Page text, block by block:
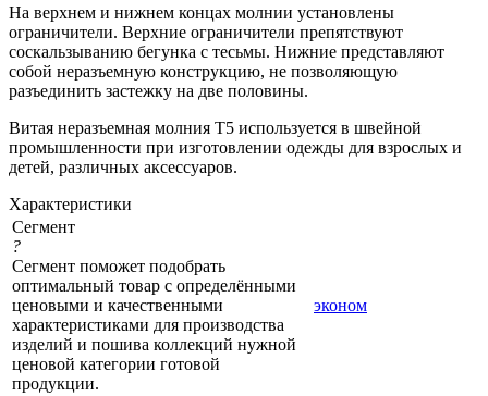
На верхнем и нижнем концах молнии установлены
ограничители. Верхние ограничители препятствуют
соскальзыванию бегунка с тесьмы. Нижние представляют
собой неразъемную конструкцию, не позволяющую
разъединить застежку на две половины.
Витая неразъемная молния Т5 используется в швейной
промышленности при изготовлении одежды для взрослых и
детей, различных аксессуаров.
Характеристики
Сегмент
?
Сегмент поможет подобрать
оптимальный товар с определёнными
ценовыми и качественными
характеристиками для производства
изделий и пошива коллекций нужной
ценовой категории готовой
продукции.
эконом